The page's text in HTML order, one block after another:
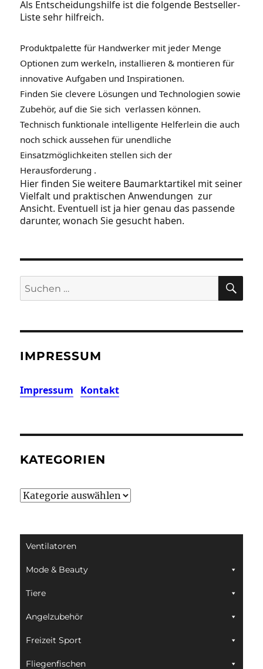
Als Entscheidungshilfe ist die folgende Bestseller-
Liste sehr hilfreich.
Produktpalette für Handwerker mit jeder Menge
Optionen zum werkeln, installieren & montieren für
innovative Aufgaben und Inspirationen.
Finden Sie clevere Lösungen und Technologien sowie
Zubehör, auf die Sie sich verlassen können.
Technisch funktionale intelligente Helferlein die auch
noch schick aussehen für unendliche
Einsatzmöglichkeiten stellen sich der
Herausforderung .
Hier finden Sie weitere Baumarktartikel mit seiner
Vielfalt und praktischen Anwendungen zur
Ansicht. Eventuell ist ja hier genau das passende
darunter, wonach Sie gesucht haben.
Suchen
nach:
IMPRESSUM
Impressum Kontakt
KATEGORIEN
Kategorien
Ventilatoren
Mode & Beauty
Tiere
Angelzubehör
Freizeit Sport
Fliegenfischen